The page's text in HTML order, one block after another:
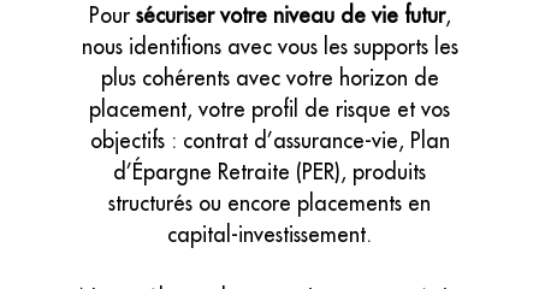
Pour sécuriser votre niveau de vie futur,
nous identifions avec vous les supports les
plus cohérents avec votre horizon de
placement, votre profil de risque et vos
objectifs : contrat d’assurance-vie, Plan
d’Épargne Retraite (PER), produits
structurés ou encore placements en
capital-investissement.